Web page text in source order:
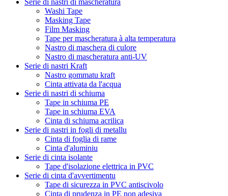
Washi Tape
Masking Tape
Film Masking
Tape per mascheratura à alta temperatura
Nastro di maschera di culore
Nastro di mascheratura anti-UV
Serie di nastri Kraft
Nastro gommatu kraft
Cinta attivata da l'acqua
Serie di nastri di schiuma
Tape in schiuma PE
Tape in schiuma EVA
Cinta di schiuma acrilica
Serie di nastri in fogli di metallu
Cinta di foglia di rame
Cinta d'aluminiu
Serie di cinta isolante
Tape d'isolazione elettrica in PVC
Serie di cinta d'avvertimentu
Tape di sicurezza in PVC antiscivolo
Cinta di prudenza in PE non adesiva